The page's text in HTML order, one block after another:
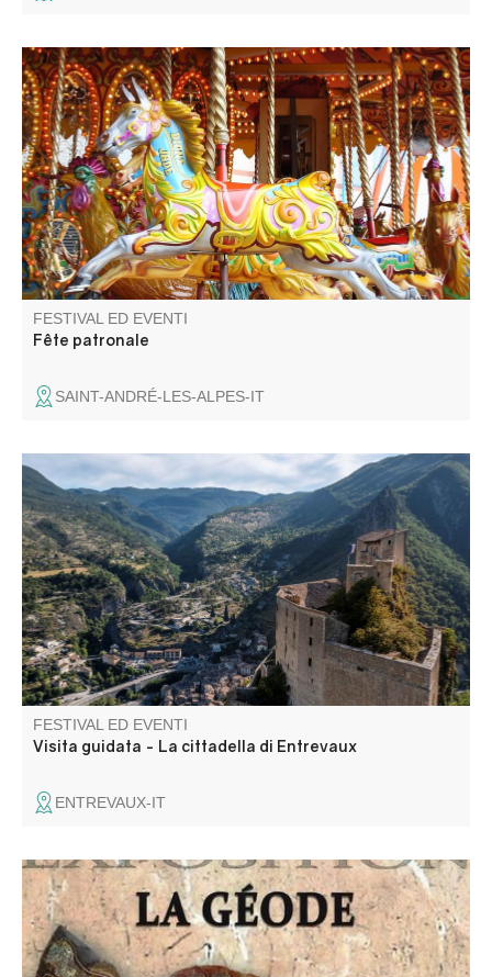
Fête patronale avec fête foraine., animations musicales,
spectacles, concours de pétanque et soirées dansantes.
FESTIVAL ED EVENTI
Fête patronale
SAINT-ANDRÉ-LES-ALPES-IT
Ex castello fortificato, ora cittadella e poi prigione, questo
monumento di Entrevaux testimonia le varie fasi delle
fortificazioni della città.
FESTIVAL ED EVENTI
Visita guidata - La cittadella di Entrevaux
ENTREVAUX-IT
Venez découvrir une exposition de minéraux et fossiles au
coeur d'une ancienne bergerie.